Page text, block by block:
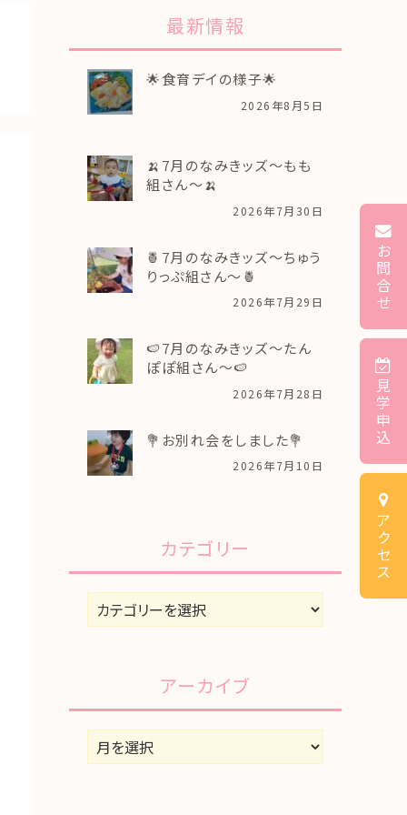
お
問
合
せ
見
学
申
込
ア
ク
セ
ス
最新情報
🌟食育デイの様子🌟
2026年8月5日
🍌7月のなみきッズ～もも
組さん～🍌
2026年7月30日
🍍7月のなみきッズ～ちゅう
りっぷ組さん～🍍
2026年7月29日
🍉7月のなみきッズ～たん
ぽぽ組さん～🍉
2026年7月28日
💐お別れ会をしました💐
2026年7月10日
カテゴリー
カ
テ
アーカイブ
ア
ー